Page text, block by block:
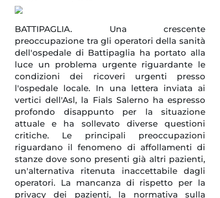
BATTIPAGLIA. Una crescente
preoccupazione tra gli operatori della sanità
dell'ospedale di Battipaglia ha portato alla
luce un problema urgente riguardante le
condizioni dei ricoveri urgenti presso
l'ospedale locale. In una lettera inviata ai
vertici dell'Asl, la Fials Salerno ha espresso
profondo disappunto per la situazione
attuale e ha sollevato diverse questioni
critiche. Le principali preoccupazioni
riguardano il fenomeno di affollamenti di
stanze dove sono presenti già altri pazienti,
un'alternativa ritenuta inaccettabile dagli
operatori. La mancanza di rispetto per la
privacy dei pazienti, la normativa sulla